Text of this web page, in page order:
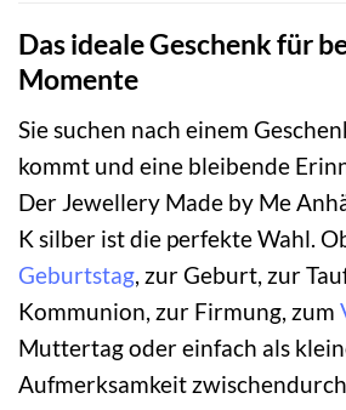
Das ideale Geschenk für
Momente
Sie suchen nach einem
kommt und eine bleibende
Der Jewellery Made by Me
K silber ist die perfekte Wahl.
Geburtstag, zur Geburt, zur
Kommunion, zur Firmung, zum
Muttertag oder einfach als
Aufmerksamkeit